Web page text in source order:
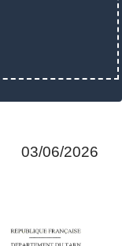
03/06/2026